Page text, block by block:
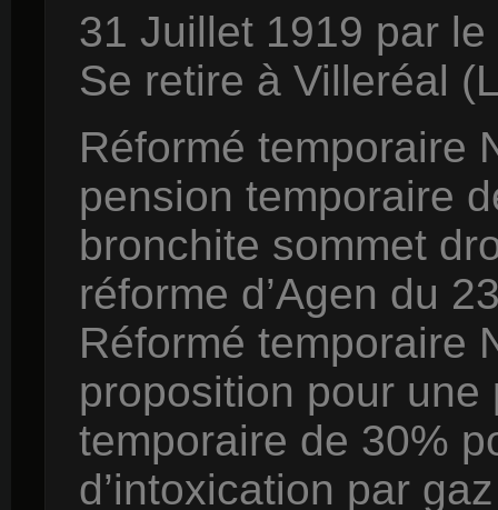
31 Juillet 1919 par le
Se retire à Villeréal
Réformé temporaire
pension temporaire
bronchite sommet
réforme d’Agen du
Réformé temporaire
proposition pour
temporaire de 30%
d’intoxication par